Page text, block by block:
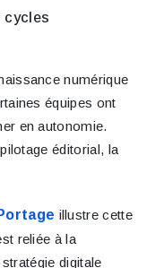
cycles
numérique
équipes ont
en autonomie.
éditorial, la
illustre cette
reliée à la
digitale